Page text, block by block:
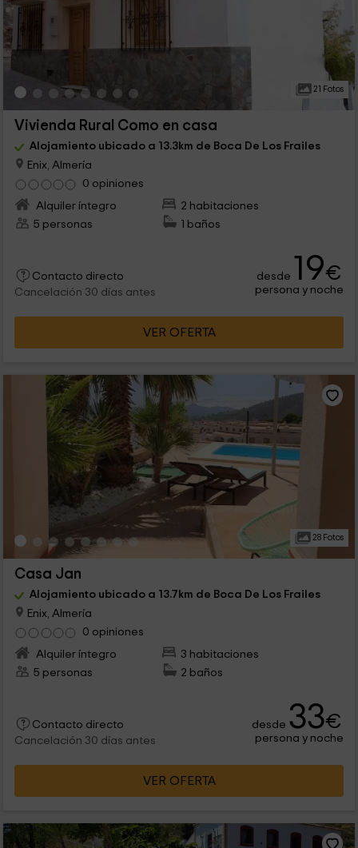
21 Fotos
Vivienda Rural Como en casa
Alojamiento ubicado a 13.3km de Boca De Los Frailes
Enix, Almería
0 opiniones
Alquiler íntegro
2 habitaciones
5 personas
1 baños
Contacto directo
Cancelación 30 días antes
desde 19€
persona y noche
VER OFERTA
28 Fotos
Casa Jan
Alojamiento ubicado a 13.7km de Boca De Los Frailes
Enix, Almería
0 opiniones
Alquiler íntegro
3 habitaciones
5 personas
2 baños
Contacto directo
Cancelación 30 días antes
desde 33€
persona y noche
VER OFERTA